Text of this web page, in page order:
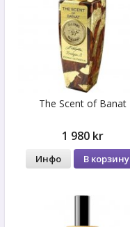
The Scent of Banat
1 980 kr
Инфо В корзину